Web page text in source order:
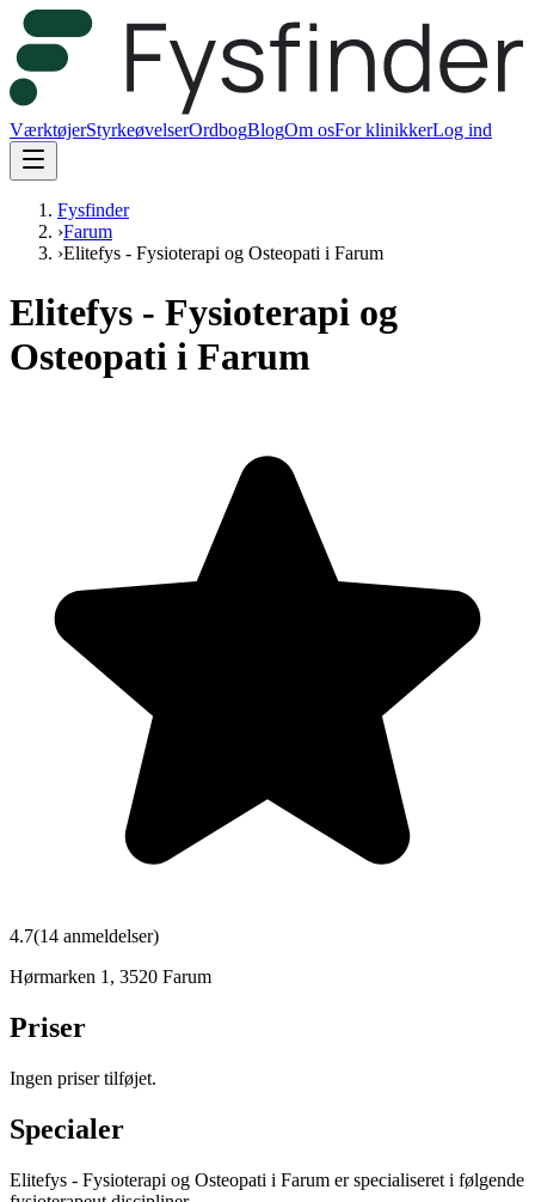
VærktøjerStyrkeøvelserOrdbogBlogOm osFor klinikkerLog ind
Fysfinder
›Farum
›Elitefys - Fysioterapi og Osteopati i Farum
Elitefys - Fysioterapi og
Osteopati i Farum
4.7(14 anmeldelser)
Hørmarken 1 , 3520 Farum
Priser
Ingen priser tilføjet.
Specialer
Elitefys - Fysioterapi og Osteopati i Farum er specialiseret i følgende